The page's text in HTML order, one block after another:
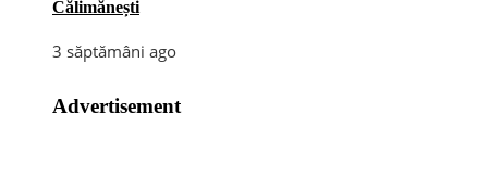
Călimănești
3 săptămâni ago
Advertisement